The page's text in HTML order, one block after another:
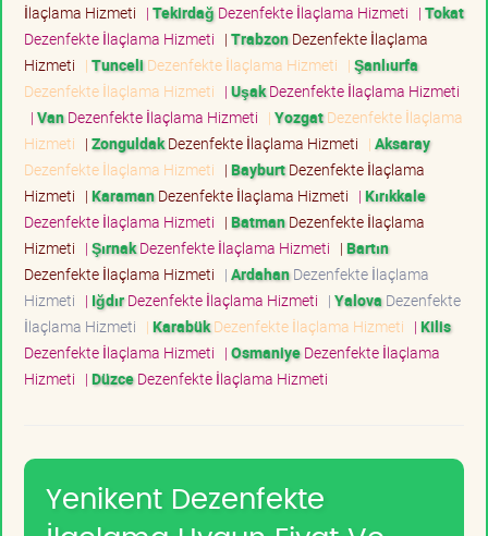
İlaçlama Hizmeti | Tekirdağ Dezenfekte İlaçlama Hizmeti | Tokat
Dezenfekte İlaçlama Hizmeti | TrabzonDezenfekte İlaçlama
Hizmeti | Tunceli Dezenfekte İlaçlama Hizmeti | Şanlıurfa
Dezenfekte İlaçlama Hizmeti | UşakDezenfekte İlaçlama Hizmeti
| VanDezenfekte İlaçlama Hizmeti | YozgatDezenfekte İlaçlama
Hizmeti | ZonguldakDezenfekte İlaçlama Hizmeti | Aksaray
Dezenfekte İlaçlama Hizmeti | BayburtDezenfekte İlaçlama
Hizmeti | KaramanDezenfekte İlaçlama Hizmeti | Kırıkkale
Dezenfekte İlaçlama Hizmeti | BatmanDezenfekte İlaçlama
Hizmeti | ŞırnakDezenfekte İlaçlama Hizmeti | Bartın
Dezenfekte İlaçlama Hizmeti | ArdahanDezenfekte İlaçlama
Hizmeti | IğdırDezenfekte İlaçlama Hizmeti | Yalova Dezenfekte
İlaçlama Hizmeti | KarabükDezenfekte İlaçlama Hizmeti | Kilis
Dezenfekte İlaçlama Hizmeti | OsmaniyeDezenfekte İlaçlama
Hizmeti | DüzceDezenfekte İlaçlama Hizmeti
Yenikent Dezenfekte